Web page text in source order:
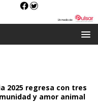
2025 regresa con tres
y amor animal